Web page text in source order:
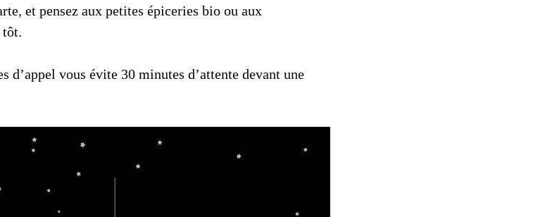
et pensez aux petites épiceries bio ou aux
tôt.
vous évite 30 minutes d’attente devant une